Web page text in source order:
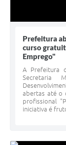
Prefeitura
curso
Emprego"
A Prefeitura
Secretaria
abertas até o
profissional
iniciativa é